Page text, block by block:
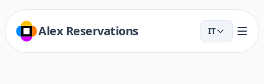
Alex Reservations IT